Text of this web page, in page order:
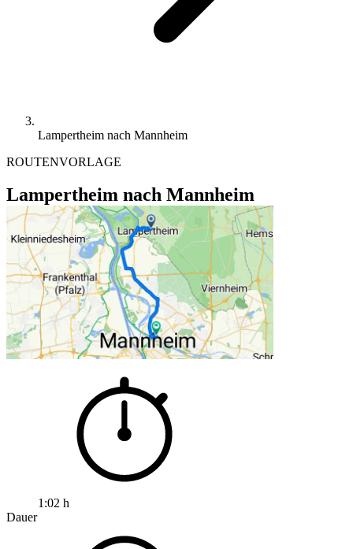
Lampertheim nach Mannheim
ROUTENVORLAGE
Lampertheim nach Mannheim
1:02 h
Dauer